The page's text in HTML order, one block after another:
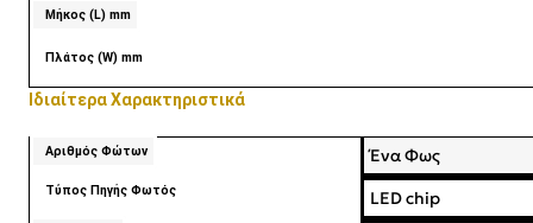
Μήκος (L) mm
Πλάτος (W) mm
Ιδιαίτερα Χαρακτηριστικά
Αριθμός Φώτων Ένα Φως
Τύπος Πηγής Φωτός LED chip